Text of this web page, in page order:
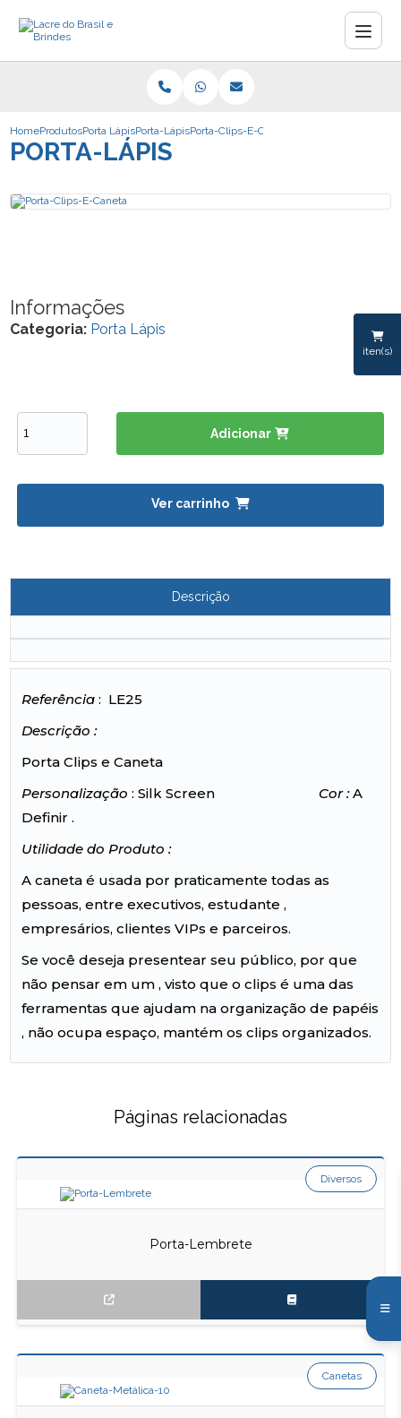
iten(s)
HomeProdutosPorta LápisPorta-LápisPorta-Clips-E-Caneta
PORTA-LÁPIS
Informações
Categoria: Porta Lápis
Adicionar
Ver carrinho
Descrição
Referência : LE25
Descrição :
Porta Clips e Caneta
Personalização: Silk Screen Cor :A
Definir .
Utilidade do Produto :
A caneta é usada por praticamente todas as
pessoas, entre executivos, estudante ,
empresários, clientes VIPs e parceiros.
Se você deseja presentear seu público, por que
não pensar em um , visto que o clips é uma das
ferramentas que ajudam na organização de papéis
, não ocupa espaço, mantém os clips organizados.
Páginas relacionadas
Porta-Lembrete
Diversos
Canetas